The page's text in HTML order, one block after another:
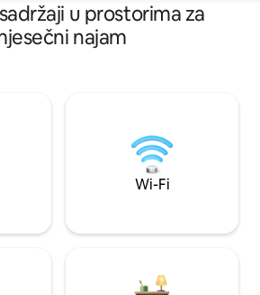
u prostorima za
najam
Wi-Fi